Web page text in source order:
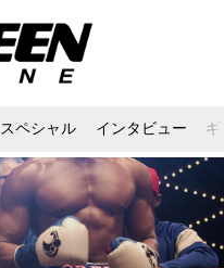
スペシャル インタビュー